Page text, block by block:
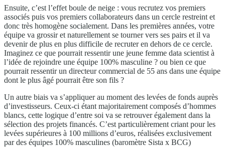
Ensuite, c’est l’effet boule de neige : vous recrutez vos premiers
associés puis vos premiers collaborateurs dans un cercle restreint et
donc très homogène socialement. Dans les premières années, votre
équipe va grossir et naturellement se tourner vers ses pairs et il va
devenir de plus en plus difficile de recruter en dehors de ce cercle.
Imaginez ce que pourrait ressentir une jeune femme data scientist à
l’idée de rejoindre une équipe 100% masculine ? ou bien ce que
pourrait ressentir un directeur commercial de 55 ans dans une équipe
dont le plus âgé pourrait être son fils ?
Un autre biais va s’appliquer au moment des levées de fonds auprès
d’investisseurs. Ceux-ci étant majoritairement composés d’hommes
blancs, cette logique d’entre soi va se retrouver également dans la
sélection des projets financés. C’est particulièrement criant pour les
levées supérieures à 100 millions d’euros, réalisées exclusivement
par des équipes 100% masculines (baromètre Sista x BCG)